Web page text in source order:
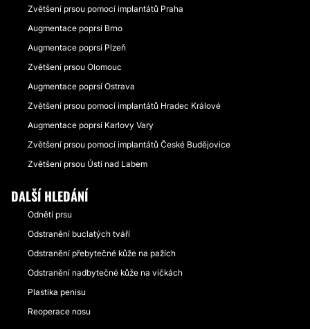
Zvětšení prsou pomocí implantátů Praha
Augmentace poprsí Brno
Augmentace poprsí Plzeň
Zvětšení prsou Olomouc
Augmentace poprsí Ostrava
Zvětšení prsou pomocí implantátů Hradec Králové
Augmentace poprsí Karlovy Vary
Zvětšení prsou pomocí implantátů České Budějovice
Zvětšení prsou Ústí nad Labem
DALŠÍ HLEDÁNÍ
Odnětí prsu
Odstranění buclatých tváří
Odstranění přebytečné kůže na pažích
Odstranění nadbytečné kůže na víčkách
Plastika penisu
Reoperace nosu